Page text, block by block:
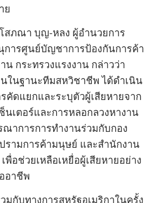
ย
สภณา บุญ-หลง ผู้อำนวยการ
การศูนย์บัญชาการป้องกันการค้า
กระทรวงแรงงาน กล่าวว่า
นในฐานะทีมสหวิชาชีพ ได้ดำเนิน
คัดแยกและระบุตัวผู้เสียหายจาก
นเตอร์และการหลอกลวงหางาน
าการการทำงานร่วมกับกอง
รามการค้ามนุษย์ และสำนักงาน
พื่อช่วยเหลือเหยื่อผู้เสียหายอย่าง
อาชีพ
มกับทางการสหรัฐอเมริกาในครั้ง